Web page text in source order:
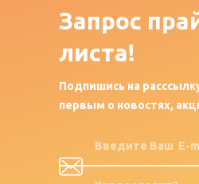
Запрос
листа!
Подпишись на
первым о новостях,